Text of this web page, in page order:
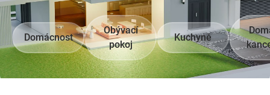
Domácnost
Obývací
pokoj
Kuchyně